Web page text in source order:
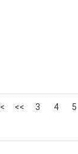
|< << 3 4 5